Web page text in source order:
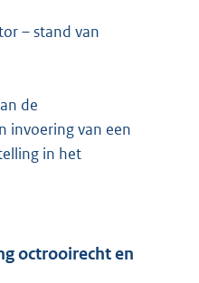
– stand van
de
invoering van een
in het
octrooirecht en